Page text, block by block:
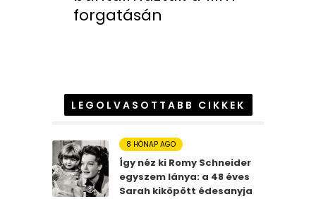
forgatásán
LEGOLVASOTTABB CIKKEK
8 HÓNAP AGO
Így néz ki Romy Schneider
egyszem lánya: a 48 éves
Sarah kiköpött édesanyja